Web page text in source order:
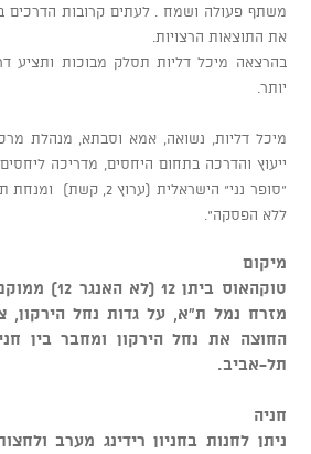
משתף פעולה ושמח . לעתים קרובות הדרכים
את התוצאות הרצויות.
בהרצאה מיכל דליות תסלק מבוכות ותציע
יותר.
מיכל דליות, נשואה, אמא וסבתא, מנהלת
ייעוץ והדרכה בתחום היחסים, מדריכה
"סופר נני" הישראלית
ללא הפסקה".
מיקום
טוקהאוס ביתן
מזרח נמל ת"א, על גדות נחל הירקון,
החוצה את נחל הירקון ומחבר בין
תל-אביב.
חניה
ניתן לחנות בחניון רידינג מערב